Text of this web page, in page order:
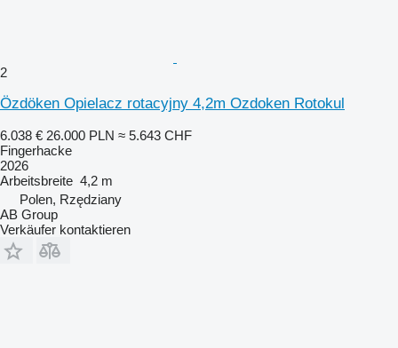
2
Özdöken Opielacz rotacyjny 4,2m Ozdoken Rotokul
6.038 € 26.000 PLN ≈ 5.643 CHF
Fingerhacke
2026
Arbeitsbreite 4,2 m
Polen, Rzędziany
AB Group
Verkäufer kontaktieren